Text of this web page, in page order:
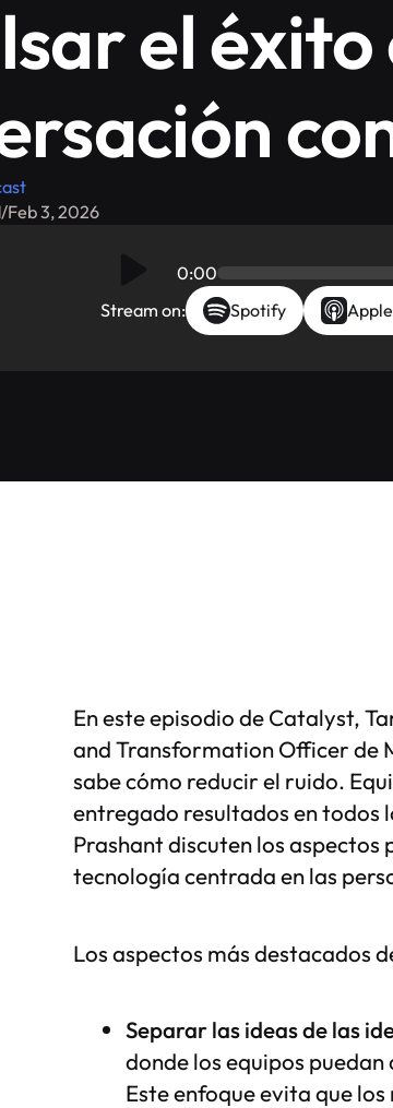
el
/Feb 3, 2026
0:00
Stream on:
Spotify
En este episodio de Catalyst,
and Transformation Officer de
sabe cómo reducir el ruido.
entregado resultados en todos
Prashant discuten los
tecnología centrada en las
Los aspectos más destacados
Separar las ideas de las
donde los equipos
Este enfoque evita que